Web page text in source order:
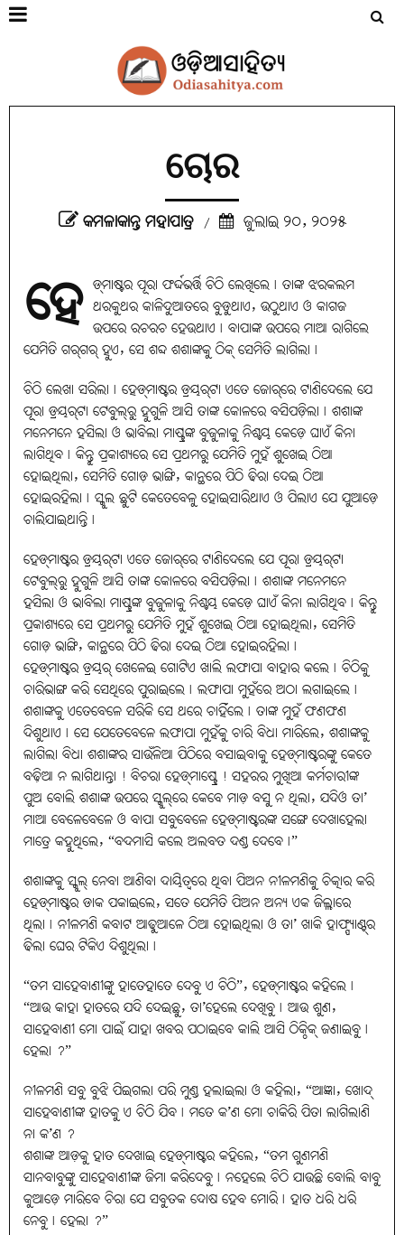
ଚୋର
କମଳାକାନ୍ତ ମହାପାତ୍ର / ଜୁଲାଇ ୨୦, ୨୦୨୫
ହେ ଡ୍‌ମାଷ୍ଟର ପୂରା ଫର୍ଦ୍ଦଭର୍ତ୍ତି ଚିଠି ଲେଖିଲେ୤ ତାଙ୍କ ଝରକଲମ
ଥରକୁଥର କାଳିଦୁଆତରେ ବୁଡୁଥାଏ, ଉଠୁଥାଏ ଓ କାଗଜ
ଉପରେ ରଚରଚ ହେଉଥାଏ୤ ବାପାଙ୍କ ଉପରେ ମାଆ ରାଗିଲେ
ଯେମିତି ଗର୍‌ଗର୍‌ ହୁଏ, ସେ ଶବ୍ଦ ଶଶାଙ୍କକୁ ଠିକ୍ ସେମିତି ଲାଗିଲା୤
ଚିଠି ଲେଖା ସରିଲା୤ ହେଡ୍‌ମାଷ୍ଟର ଡ୍ରୟର୍‌ଟା ଏତେ ଜୋର୍‌ରେ ଟାଣିଦେଲେ ଯେ
ପୂରା ଡ୍ରୟର୍‌ଟା ଟେବୁଲ୍‌ରୁ ହୁଗୁଳି ଆସି ତାଙ୍କ କୋଳରେ ବସିପଡ଼ିଲା୤ ଶଶାଙ୍କ
ମନେମନେ ହସିଲା ଓ ଭାବିଲା ମାଷ୍ଟ୍ରଙ୍କ ବୁଜୁଳାକୁ ନିଶ୍ଚୟ କେଡ଼େ ଘାଏଁ କିନା
ଲାଗିଥିବ୤ କିନ୍ତୁ ପ୍ରକାଶ୍ୟରେ ସେ ପ୍ରଥମରୁ ଯେମିତି ମୁହଁ ଶୁଖେଇ ଠିଆ
ହୋଇଥିଲା, ସେମିତି ଗୋଡ଼ ଭାଙ୍ଗି, କାନ୍ଥରେ ପିଠି ଢିରା ଦେଇ ଠିଆ
ହୋଇରହିଲା୤ ସ୍କୁଲ ଛୁଟି କେତେବେଳୁ ହୋଇସାରିଥାଏ ଓ ପିଲାଏ ଯେ ଯୁଆଡ଼େ
ଚାଲିଯାଇଥାନ୍ତି୤
ହେଡ୍‌ମାଷ୍ଟର ଡ୍ରୟର୍‌ଟା ଏତେ ଜୋର୍‌ରେ ଟାଣିଦେଲେ ଯେ ପୂରା ଡ୍ରୟର୍‌ଟା
ଟେବୁଲ୍‌ରୁ ହୁଗୁଳି ଆସି ତାଙ୍କ କୋଳରେ ବସିପଡ଼ିଲା୤ ଶଶାଙ୍କ ମନେମନେ
ହସିଲା ଓ ଭାବିଲା ମାଷ୍ଟ୍ରଙ୍କ ବୁଜୁଳାକୁ ନିଶ୍ଚୟ କେଡ଼େ ଘାଏଁ କିନା ଲାଗିଥିବ୤ କିନ୍ତୁ
ପ୍ରକାଶ୍ୟରେ ସେ ପ୍ରଥମରୁ ଯେମିତି ମୁହଁ ଶୁଖେଇ ଠିଆ ହୋଇଥିଲା, ସେମିତି
ଗୋଡ଼ ଭାଙ୍ଗି, କାନ୍ଥରେ ପିଠି ଢିରା ଦେଇ ଠିଆ ହୋଇରହିଲା୤
ହେଡ୍‌ମାଷ୍ଟର ଡ୍ରୟର୍ ଖେଳେଇ ଗୋଟିଏ ଖାଲି ଲଫାପା ବାହାର କଲେ୤ ଚିଠିକୁ
ଚାରିଭାଙ୍ଗ କରି ସେଥିରେ ପୁରାଇଲେ୤ ଲଫାପା ମୁହଁରେ ଅଠା ଲଗାଇଲେ୤
ଶଶାଙ୍କକୁ ଏତେବେଳେ ସରିକି ସେ ଥରେ ଚାହିଁଲେ୤ ତାଙ୍କ ମୁହଁ ଫଣଫଣ
ଦିଶୁଥାଏ୤ ସେ ଯେତେବେଳେ ଲଫାପା ମୁହଁକୁ ଚାରି ବିଧା ମାରିଲେ, ଶଶାଙ୍କକୁ
ଲାଗିଲା ବିଧା ଶଶାଙ୍କର ସାଉଁଳିଆ ପିଠିରେ ବସାଇବାକୁ ହେଡ୍‌ମାଷ୍ଟରଙ୍କୁ କେତେ
ବଢ଼ିଆ ନ ଲାଗିଥାନ୍ତା ! ବିଚରା ହେଡ୍‌ମାଷ୍ଟ୍ରେ ! ସହରର ମୁଖିଆ କର୍ମଚାରୀଙ୍କ
ପୁଅ ବୋଲି ଶଶାଙ୍କ ଉପରେ ସ୍କୁଲ୍‌ରେ କେବେ ମାଡ଼ ବସୁ ନ ଥିଲା, ଯଦିଓ ତା’
ମାଆ ବେଳେବେଳେ ଓ ବାପା ସବୁବେଳେ ହେଡ୍‌ମାଷ୍ଟରଙ୍କ ସଙ୍ଗେ ଦେଖାହେଲା
ମାତ୍ରେ କହୁଥିଲେ, “ବଦମାସି କଲେ ଅଲବତ ଦଣ୍ଡ ଦେବେ୤”
ଶଶାଙ୍କକୁ ସ୍କୁଲ୍ ନେବା ଆଣିବା ଦାୟିତ୍ବରେ ଥିବା ପିଅନ ନୀଳମଣିକୁ ଚିତ୍କାର କରି
ହେଡ୍‌ମାଷ୍ଟର ଡାକ ପକାଇଲେ, ସତେ ଯେମିତି ପିଅନ ଅନ୍ୟ ଏକ ଜିଲ୍ଲାରେ
ଥିଲା୤ ନୀଳମଣି କବାଟ ଆଢୁଆଳେ ଠିଆ ହୋଇଥିଲା ଓ ତା’ ଖାକି ହାଫ୍ପ୍ୟାଣ୍ଟ୍‌ର
ଢିଲା ଘେର ଟିକିଏ ଦିଶୁଥିଲା୤
“ତମ ସାହେବାଣୀଙ୍କୁ ହାତେହାତେ ଦେବୁ ଏ ଚିଠି”, ହେଡ୍‌ମାଷ୍ଟର କହିଲେ୤
“ଆଉ କାହା ହାତରେ ଯଦି ଦେଇଛୁ, ତା’ହେଲେ ଦେଖିବୁ୤ ଆଉ ଶୁଣ,
ସାହେବାଣୀ ମୋ ପାଇଁ ଯାହା ଖବର ପଠାଇବେ କାଲି ଆସି ଠିକ୍ଠିକ୍ ଜଣାଇବୁ୤
ହେଲା ?”
ନୀଳମଣି ସବୁ ବୁଝି ପିଇଗଲା ପରି ମୁଣ୍ଡ ହଲାଇଲା ଓ କହିଲା, “ଆଜ୍ଞା, ଖୋଦ୍
ସାହେବାଣୀଙ୍କ ହାତକୁ ଏ ଚିଠି ଯିବ୤ ମତେ କ’ଣ ମୋ ଚାକିରି ପିତା ଲାଗିଲାଣି
ନା କ’ଣ ?
ଶଶାଙ୍କ ଆଡ଼କୁ ହାତ ଦେଖାଇ ହେଡ୍‌ମାଷ୍ଟର କହିଲେ, “ତମ ଗୁଣମଣି
ସାନବାବୁଙ୍କୁ ସାହେବାଣୀଙ୍କ ଜିମା କରିଦେବୁ୤ ନହେଲେ ଚିଠି ଯାଉଛି ବୋଲି ବାବୁ
କୁଆଡ଼େ ମାରିବେ ଚିରା ଯେ ସବୁତକ ଦୋଷ ହେବ ମୋରି୤ ହାତ ଧରି ଧରି
ନେବୁ୤ ହେଲା ?”